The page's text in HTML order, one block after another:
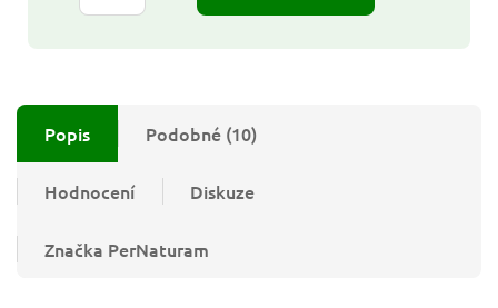
Popis Podobné (10)
Hodnocení Diskuze
Značka PerNaturam